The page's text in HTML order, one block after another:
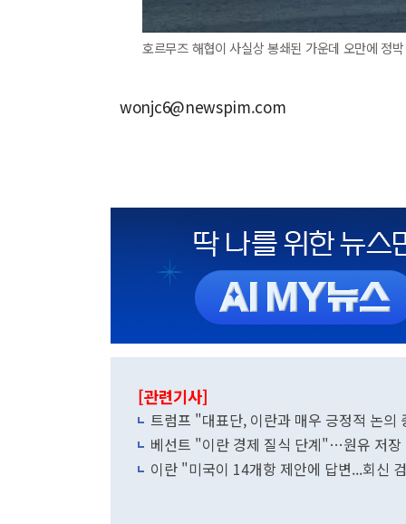
호르무즈 해협이 사실상 봉쇄된 가운데 오만에 정
wonjc6@newspim.com
[관련기사]
트럼프 "대표단, 이란과 매우 긍정적 논
베선트 "이란 경제 질식 단계"…원유 저장
이란 "미국이 14개항 제안에 답변...회신